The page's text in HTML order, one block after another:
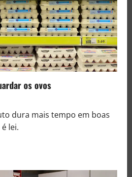
os ovos
dura mais tempo em boas
lei.